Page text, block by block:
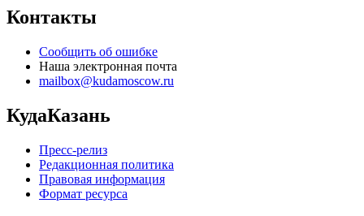
Контакты
Сообщить об ошибке
Наша электронная почта
mailbox@kudamoscow.ru
КудаКазань
Пресс-релиз
Редакционная политика
Правовая информация
Формат ресурса